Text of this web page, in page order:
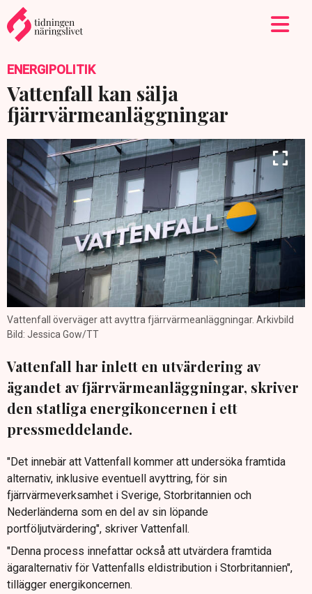
ENERGIPOLITIK
Vattenfall kan sälja
fjärrvärmeanläggningar
Vattenfall överväger att avyttra fjärrvärmeanläggningar. Arkivbild
Bild: Jessica Gow/TT
Vattenfall har inlett en utvärdering av
ägandet av fjärrvärmeanläggningar, skriver
den statliga energikoncernen i ett
pressmeddelande.
"Det innebär att Vattenfall kommer att undersöka framtida
alternativ, inklusive eventuell avyttring, för sin
fjärrvärmeverksamhet i Sverige, Storbritannien och
Nederländerna som en del av sin löpande
portföljutvärdering", skriver Vattenfall.
"Denna process innefattar också att utvärdera framtida
ägaralternativ för Vattenfalls eldistribution i Storbritannien",
tillägger energikoncernen.